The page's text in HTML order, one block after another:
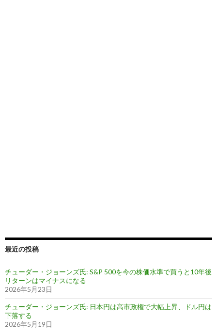
最近の投稿
チューダー・ジョーンズ氏: S&P 500を今の株価水準で買うと10年後
リターンはマイナスになる
2026年5月23日
チューダー・ジョーンズ氏: 日本円は高市政権で大幅上昇、ドル円は
下落する
2026年5月19日